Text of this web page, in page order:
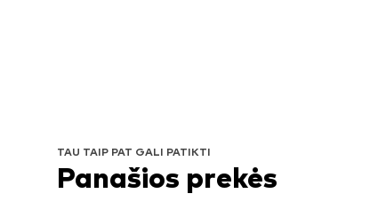
TAU TAIP PAT GALI PATIKTI
Panašios prekės